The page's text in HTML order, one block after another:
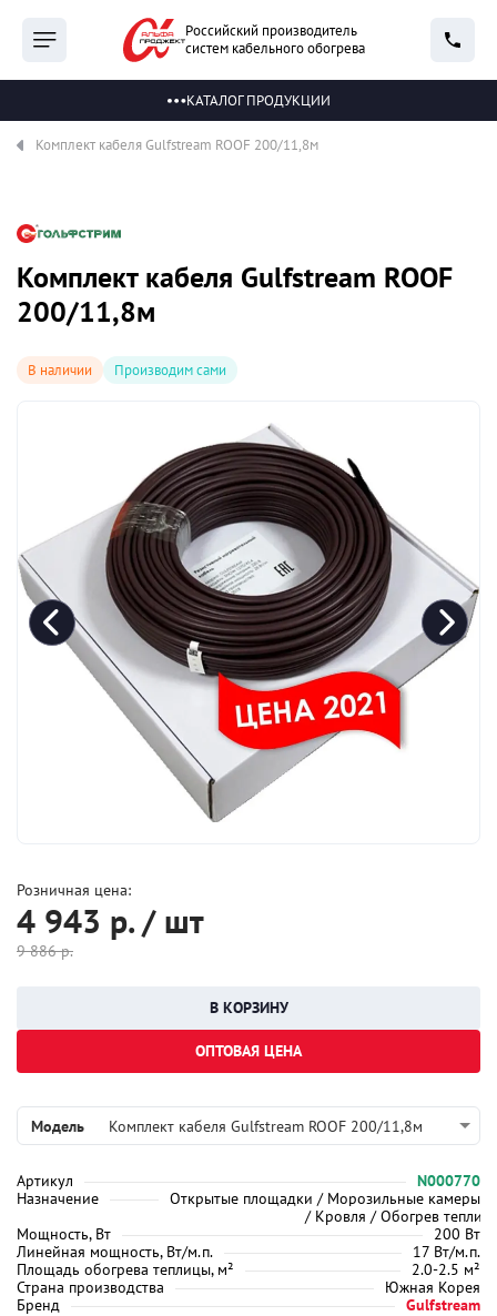
Российский производитель
систем кабельного обогрева
КАТАЛОГ ПРОДУКЦИИ
Комплект кабеля Gulfstream ROOF 200/11,8м
В наличии Производим сами
Комплект кабеля Gulfstream ROOF
200/11,8м
Модель Комплект кабеля Gulfstream ROOF 200/11,8м
Артикул
N000770
Назначение
Открытые площадки / Морозильные камеры
/ Кровля / Обогрев теплиц
Мощность, Вт
200 Вт
Линейная мощность, Вт/м.п.
17 Вт/м.п.
Площадь обогрева теплицы, м²
2.0-2.5 м²
Страна производства
Южная Корея
Бренд
Gulfstream
Розничная цена:
4 943 р. / шт
9 886р.
ОПТОВАЯ ЦЕНА